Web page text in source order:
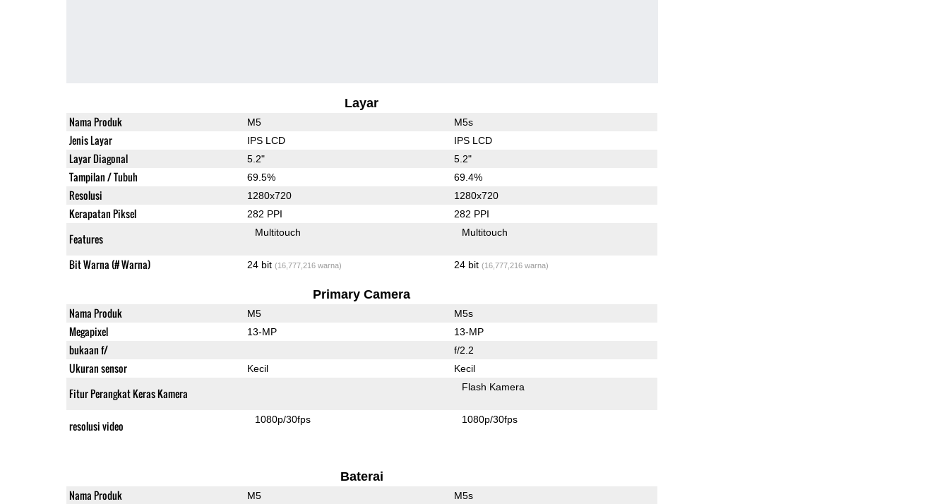
Layar
Nama Produk M5 M5s
Jenis Layar IPS LCD IPS LCD
Layar Diagonal 5.2" 5.2"
Tampilan / Tubuh 69.5% 69.4%
Resolusi 1280x720 1280x720
Kerapatan Piksel 282 PPI 282 PPI
Features Multitouch Multitouch
Bit Warna (# Warna) 24 bit (16,777,216 warna) 24 bit (16,777,216 warna)
Primary Camera
Nama Produk M5 M5s
Megapixel 13-MP 13-MP
bukaan f/ f/2.2
Ukuran sensor Kecil Kecil
Fitur Perangkat Keras Kamera Flash Kamera
resolusi video 1080p/30fps 1080p/30fps
Baterai
Nama Produk M5 M5s